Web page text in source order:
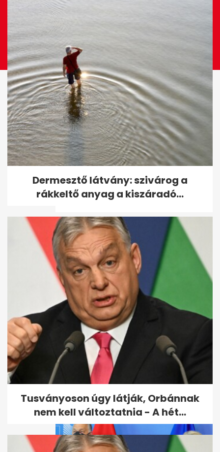
Munkacsoport vizsgálja a BME
gólyatáborában történteket,
ahol...
Itt vannak a felvételi
ponthatárok
Dermesztő látvány: szivárog a
rákkeltő anyag a kiszáradó...
Tusványoson úgy látják, Orbánnak
nem kell változtatnia - A hét...